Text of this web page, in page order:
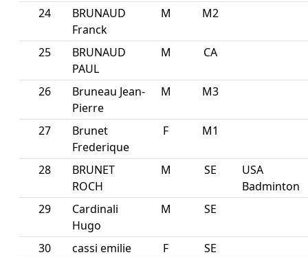
24
BRUNAUD
Franck
M M2
25
BRUNAUD
PAUL
M CA
26
Bruneau Jean-
Pierre
M M3
27
Brunet
Frederique
F M1
28
BRUNET
ROCH
M SE
USA
Badminton
29
Cardinali
Hugo
M SE
30 cassi emilie F
SE